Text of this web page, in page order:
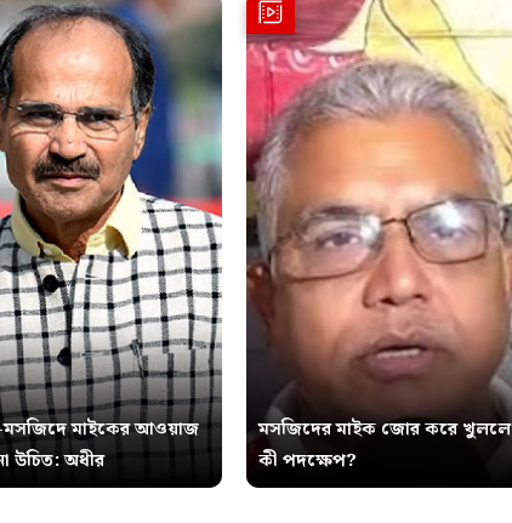
মসজিদে মাইকের আওয়াজ
উচিত: অধীর
মসজিদের মাইক জোর করে খুললে
কী পদক্ষেপ?